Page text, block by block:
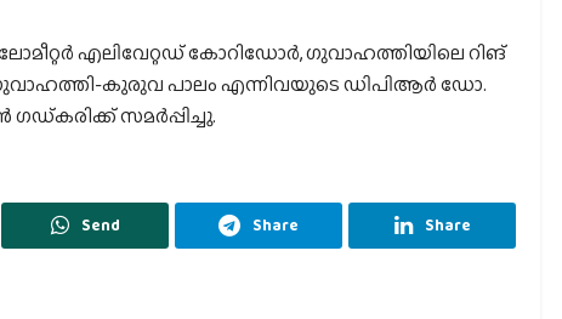
എലിവേറ്റഡ് കോറിഡോര്‍, ഗുവാഹത്തിയിലെ റിങ്
കുരുവ പാലം എന്നിവയുടെ ഡിപിആര്‍ ഡോ.
ഗഡ്കരിക്ക് സമര്‍പ്പിച്ചു.
Send Share Share